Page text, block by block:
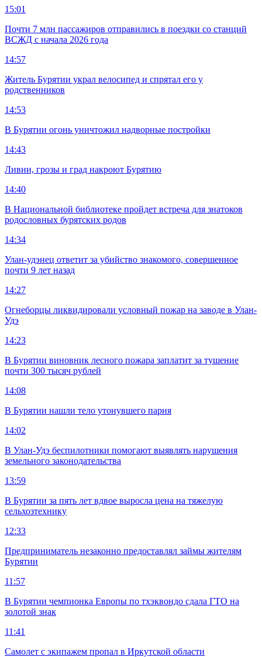
15:01
Почти 7 млн пассажиров отправились в поездки со станций
ВСЖД с начала 2026 года
14:57
Житель Бурятии украл велосипед и спрятал его у
родственников
14:53
В Бурятии огонь уничтожил надворные постройки
14:43
Ливни, грозы и град накроют Бурятию
14:40
В Национальной библиотеке пройдет встреча для знатоков
родословных бурятских родов
14:34
Улан-удэнец ответит за убийство знакомого, совершенное
почти 9 лет назад
14:27
Огнеборцы ликвидировали условный пожар на заводе в Улан-
Удэ
14:23
В Бурятии виновник лесного пожара заплатит за тушение
почти 300 тысяч рублей
14:08
В Бурятии нашли тело утонувшего парня
14:02
В Улан-Удэ беспилотники помогают выявлять нарушения
земельного законодательства
13:59
В Бурятии за пять лет вдвое выросла цена на тяжелую
сельхозтехнику
12:33
Предприниматель незаконно предоставлял займы жителям
Бурятии
11:57
В Бурятии чемпионка Европы по тхэквондо сдала ГТО на
золотой знак
11:41
Самолет с экипажем пропал в Иркутской области